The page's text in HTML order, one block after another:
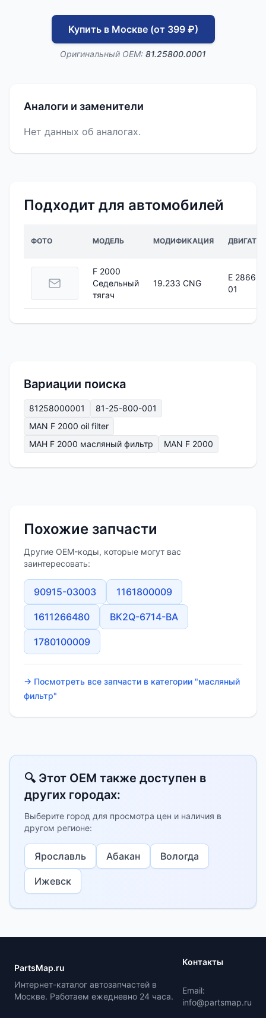
Купить в Москве (от 399 ₽)
Оригинальный OEM: 81.25800.0001
Аналоги и заменители
Нет данных об аналогах.
Подходит для автомобилей
ФОТО МОДЕЛЬ МОДИФИКАЦИЯ
F 2000
Седельный
тягач
19.233 CNG
E 2866
01
Вариации поиска
81258000001
81-25-800-001
MAN F 2000 oil filter
МАН F 2000 масляный фильтр
MAN F 2000
Похожие запчасти
Другие OEM-коды, которые могут вас
заинтересовать:
90915-03003 1161800009
1611266480 BK2Q-6714-BA
1780100009
→ Посмотреть все запчасти в категории "масляный
фильтр"
🔍 Этот OEM также доступен в
других городах:
Выберите город для просмотра цен и наличия в
другом регионе:
Ярославль Абакан Вологда
Ижевск
PartsMap.ru
Интернет-каталог автозапчастей в
Москве. Работаем ежедневно 24 часа.
Контакты
Email:
info@partsmap.ru